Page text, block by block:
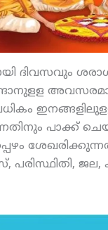
ദിവസവും
പാക്ക്
ജല,